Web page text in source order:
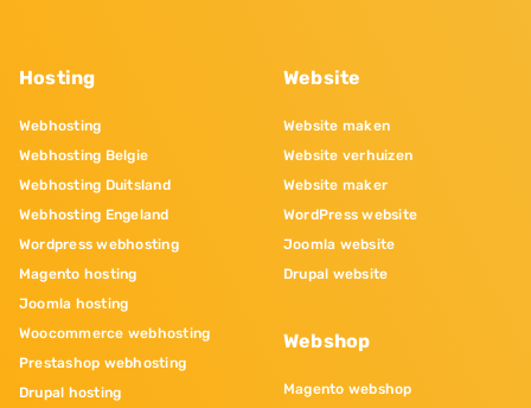
Hosting
Webhosting
Webhosting Belgie
Webhosting Duitsland
Webhosting Engeland
Wordpress webhosting
Magento hosting
Joomla hosting
Woocommerce webhosting
Prestashop webhosting
Drupal hosting
Website
Website maken
Website verhuizen
Website maker
WordPress website
Joomla website
Drupal website
Webshop
Magento webshop